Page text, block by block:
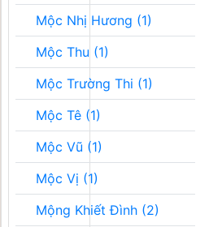
Mộc Nhị Hương (1)
Mộc Thu (1)
Mộc Trường Thi (1)
Mộc Tê (1)
Mộc Vũ (1)
Mộc Vị (1)
Mộng Khiết Đình (2)